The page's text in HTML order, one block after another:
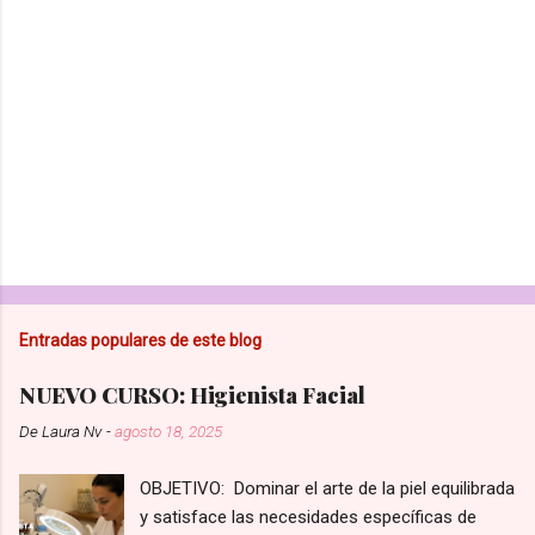
Entradas populares de este blog
NUEVO CURSO: Higienista Facial
DeLaura Nv -agosto 18, 2025
OBJETIVO: Dominar el arte de la piel equilibrada
y satisface las necesidades específicas de